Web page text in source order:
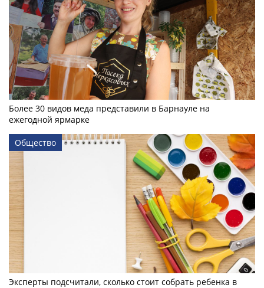
Более 30 видов меда представили в Барнауле на
ежегодной ярмарке
Общество
Эксперты подсчитали, сколько стоит собрать ребенка в